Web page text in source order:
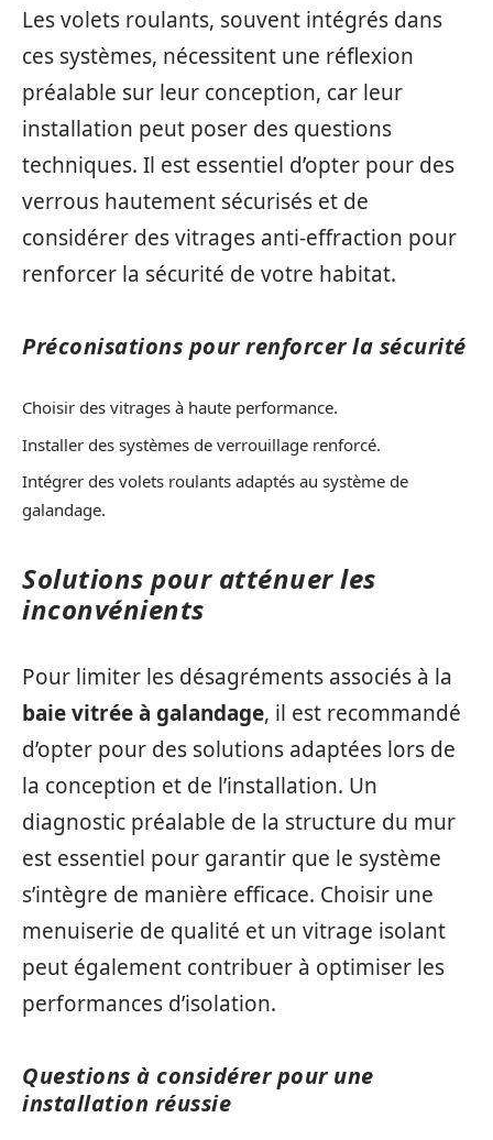
Les volets roulants, souvent intégrés dans
ces systèmes, nécessitent une réflexion
préalable sur leur conception, car leur
installation peut poser des questions
techniques. Il est essentiel d’opter pour des
verrous hautement sécurisés et de
considérer des vitrages anti-effraction pour
renforcer la sécurité de votre habitat.
Préconisations pour renforcer la sécurité
Choisir des vitrages à haute performance.
Installer des systèmes de verrouillage renforcé.
Intégrer des volets roulants adaptés au système de
galandage.
Solutions pour atténuer les
inconvénients
Pour limiter les désagréments associés à la
baie vitrée à galandage, il est recommandé
d’opter pour des solutions adaptées lors de
la conception et de l’installation. Un
diagnostic préalable de la structure du mur
est essentiel pour garantir que le système
s’intègre de manière efficace. Choisir une
menuiserie de qualité et un vitrage isolant
peut également contribuer à optimiser les
performances d’isolation.
Questions à considérer pour une
installation réussie